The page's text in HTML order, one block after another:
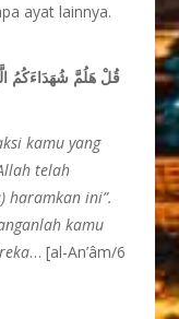
ayat lainnya.
قُلْ هَلُمَّ شُهَدَاءَكُمُ
kamu yang
telah
haramkan ini”.
kamu
… [al-An’âm/6